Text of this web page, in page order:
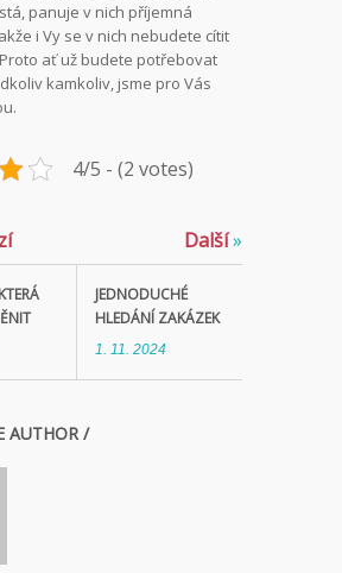
panuje v nich příjemná
i Vy se v nich nebudete cítit
ať už budete potřebovat
kamkoliv, jsme pro Vás
4/5 - (2 votes)
Další»
JEDNODUCHÉ
HLEDÁNÍ ZAKÁZEK
1. 11. 2024
AUTHOR /